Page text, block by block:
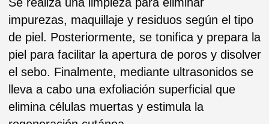
los radicales libres que conducen a la
pigmentación, inhibe la actividad de la
tirosinasa y la Hiperpigmentación Post-
Inflamatoria. El retinol encapsulado reacciona
con la vitamina C, aumenta la renovación
celular y la síntesis de fibras de colágeno y
elastina de alta calidad. La papaína rompe la
adhesión intracelular, lo que permite una
penetración profunda y estimula el recambio
celular. El ácido kójico promueve una